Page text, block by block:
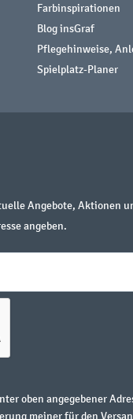
Farbinspirationen
Blog insGraf
Pflegehinweise,
Spielplatz-Planer
Angebote, Aktionen
angeben.
oben angegebener
meiner für den